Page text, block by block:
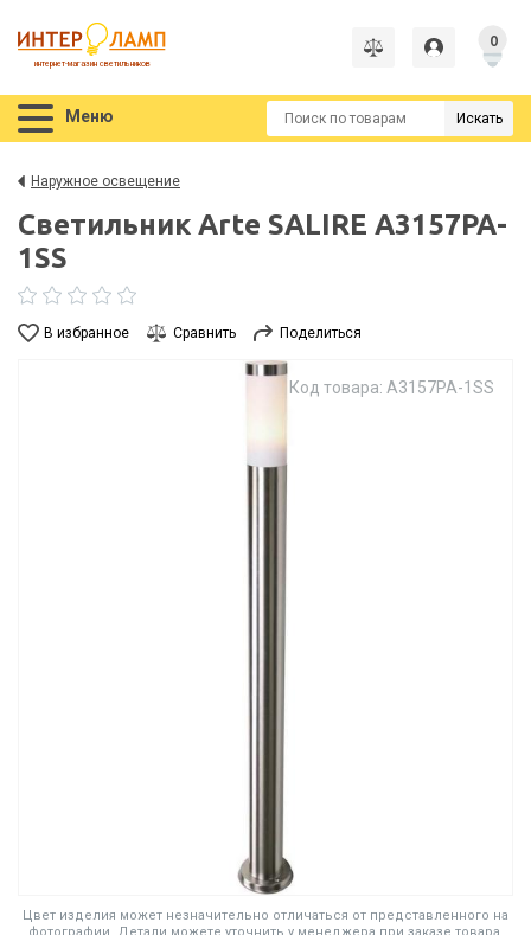
интернет-магазин светильников
0
Меню Искать
Наружное освещение
Светильник Arte SALIRE A3157PA-
1SS
В избранное Сравнить Поделиться
Код товара: A3157PA-1SS
Цвет изделия может незначительно отличаться от представленного на
фотографии. Детали можете уточнить у менеджера при заказе товара.